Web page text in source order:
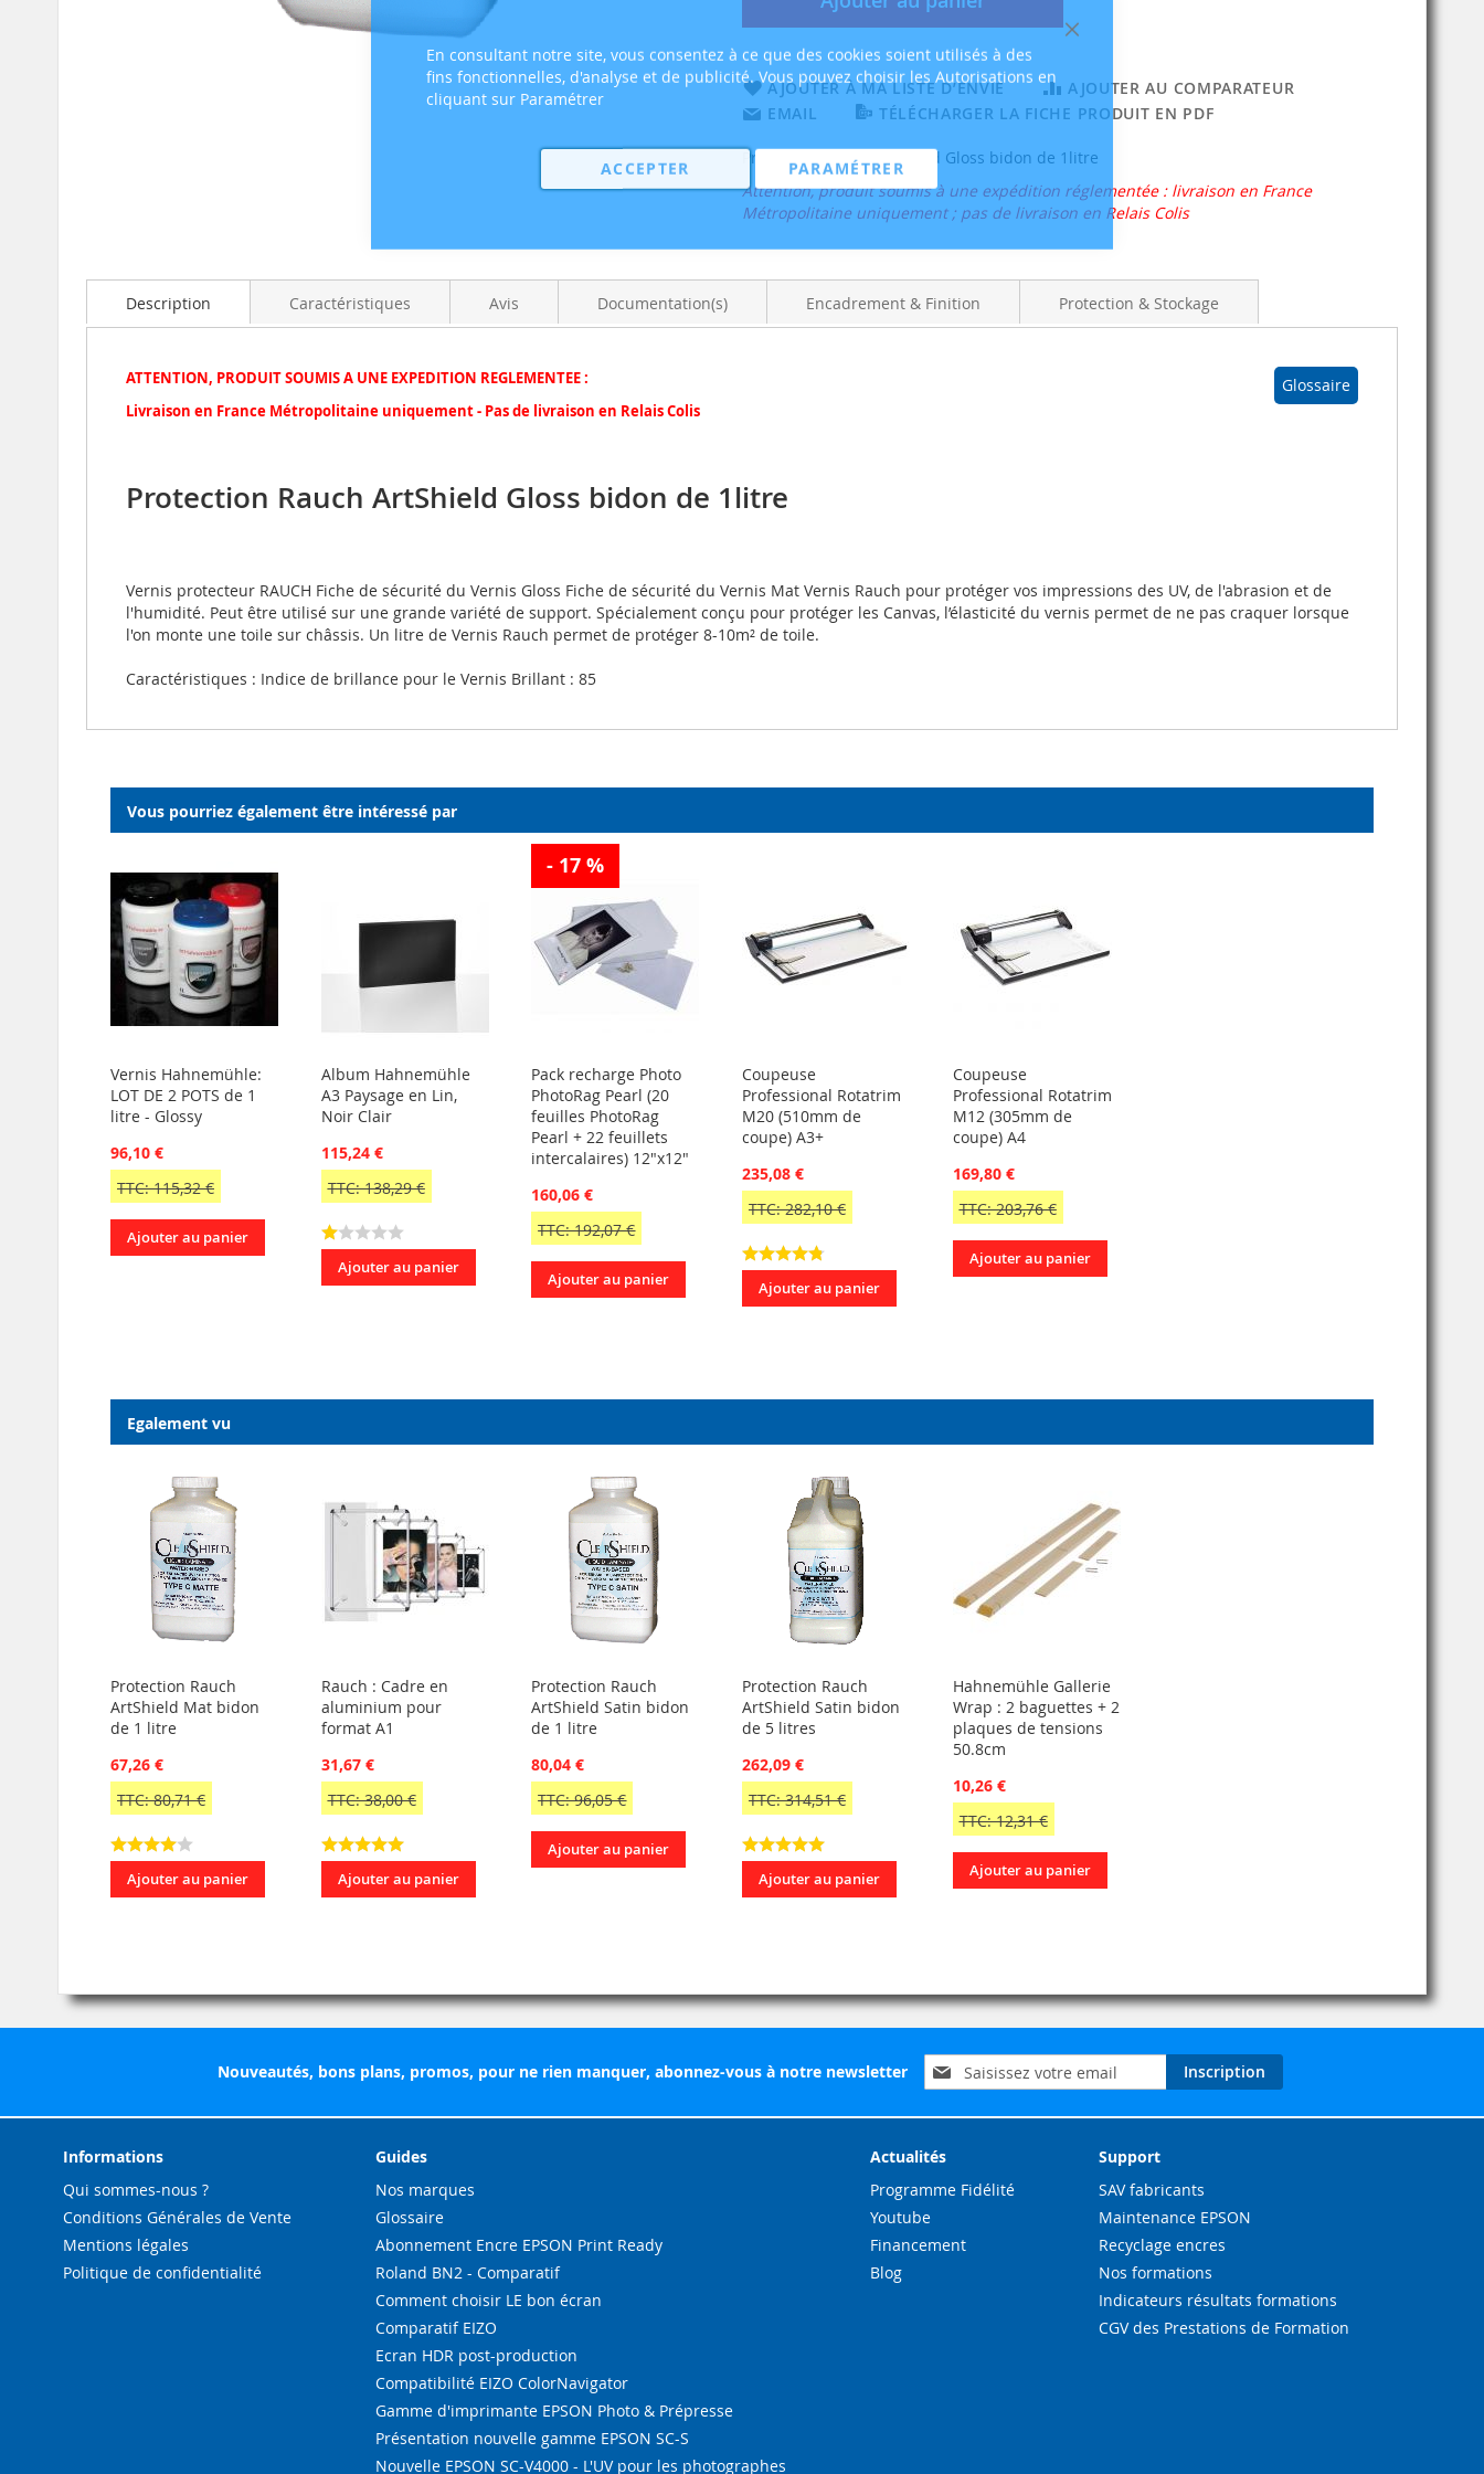
Fermer
En consultant notre site, vous consentez à ce que des cookies soient utilisés à des
fins fonctionnelles, d'analyse et de publicité. Vous pouvez choisir les Autorisations en
cliquant sur Paramétrer
ACCEPTER PARAMÉTRER
AJOUTER À MA LISTE D’ENVIE
AJOUTER AU COMPARATEUR
EMAIL
TÉLÉCHARGER LA FICHE PRODUIT EN PDF
Protection Rauch ArtShield Gloss bidon de 1litre
Attention, produit soumis à une expédition réglementée : livraison en France
Métropolitaine uniquement ; pas de livraison en Relais Colis
Description
Glossaire
ATTENTION, PRODUIT SOUMIS A UNE EXPEDITION REGLEMENTEE :
Livraison en France Métropolitaine uniquement - Pas de livraison en Relais Colis
Protection Rauch ArtShield Gloss bidon de 1litre
Vernis protecteur RAUCH Fiche de sécurité du Vernis Gloss Fiche de sécurité du Vernis Mat Vernis Rauch pour protéger vos impressions des UV, de l'abrasion et de
l'humidité. Peut être utilisé sur une grande variété de support. Spécialement conçu pour protéger les Canvas, l’élasticité du vernis permet de ne pas craquer lorsque
l'on monte une toile sur châssis. Un litre de Vernis Rauch permet de protéger 8-10m² de toile.
Caractéristiques : Indice de brillance pour le Vernis Brillant : 85
Caractéristiques Avis Documentation(s) Encadrement & Finition Protection & Stockage
Vous pourriez également être intéressé par
Vernis Hahnemühle:
LOT DE 2 POTS de 1
litre - Glossy
96,10 €
TTC: 115,32 €
Ajouter au panier
Album Hahnemühle
A3 Paysage en Lin,
Noir Clair
115,24 €
TTC: 138,29 €
Ajouter au panier
- 17 %
Pack recharge Photo
PhotoRag Pearl (20
feuilles PhotoRag
Pearl + 22 feuillets
intercalaires) 12"x12"
160,06 €
TTC: 192,07 €
Ajouter au panier
Coupeuse
Professional Rotatrim
M20 (510mm de
coupe) A3+
235,08 €
TTC: 282,10 €
Ajouter au panier
Coupeuse
Professional Rotatrim
M12 (305mm de
coupe) A4
169,80 €
TTC: 203,76 €
Ajouter au panier
Egalement vu
Protection Rauch
ArtShield Mat bidon
de 1 litre
67,26 €
TTC: 80,71 €
Ajouter au panier
Rauch : Cadre en
aluminium pour
format A1
31,67 €
TTC: 38,00 €
Ajouter au panier
Protection Rauch
ArtShield Satin bidon
de 1 litre
80,04 €
TTC: 96,05 €
Ajouter au panier
Protection Rauch
ArtShield Satin bidon
de 5 litres
262,09 €
TTC: 314,51 €
Ajouter au panier
Hahnemühle Gallerie
Wrap : 2 baguettes + 2
plaques de tensions
50.8cm
10,26 €
TTC: 12,31 €
Ajouter au panier
Nouveautés, bons plans, promos, pour ne rien manquer, abonnez-vous à notre newsletter
Inscription
à
d’information
Inscription
Informations
Qui sommes-nous ?
Conditions Générales de Vente
Mentions légales
Politique de confidentialité
Guides
Nos marques
Glossaire
Abonnement Encre EPSON Print Ready
Roland BN2 - Comparatif
Comment choisir LE bon écran
Comparatif EIZO
Ecran HDR post-production
Compatibilité EIZO ColorNavigator
Gamme d'imprimante EPSON Photo & Prépresse
Présentation nouvelle gamme EPSON SC-S
Nouvelle EPSON SC-V4000 - L'UV pour les photographes
Actualités
Programme Fidélité
Youtube
Financement
Blog
Support
SAV fabricants
Maintenance EPSON
Recyclage encres
Nos formations
Indicateurs résultats formations
CGV des Prestations de Formation